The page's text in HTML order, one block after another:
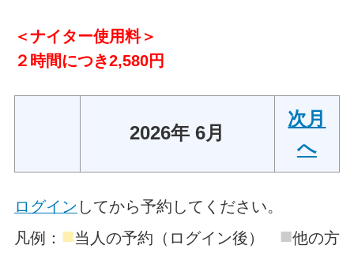
＜ナイター使用料＞
２時間につき2,580円
2026年 6月
次月
へ
ログイン してから予約してください。
凡例： ■当人の予約（ログイン後） ■他の方